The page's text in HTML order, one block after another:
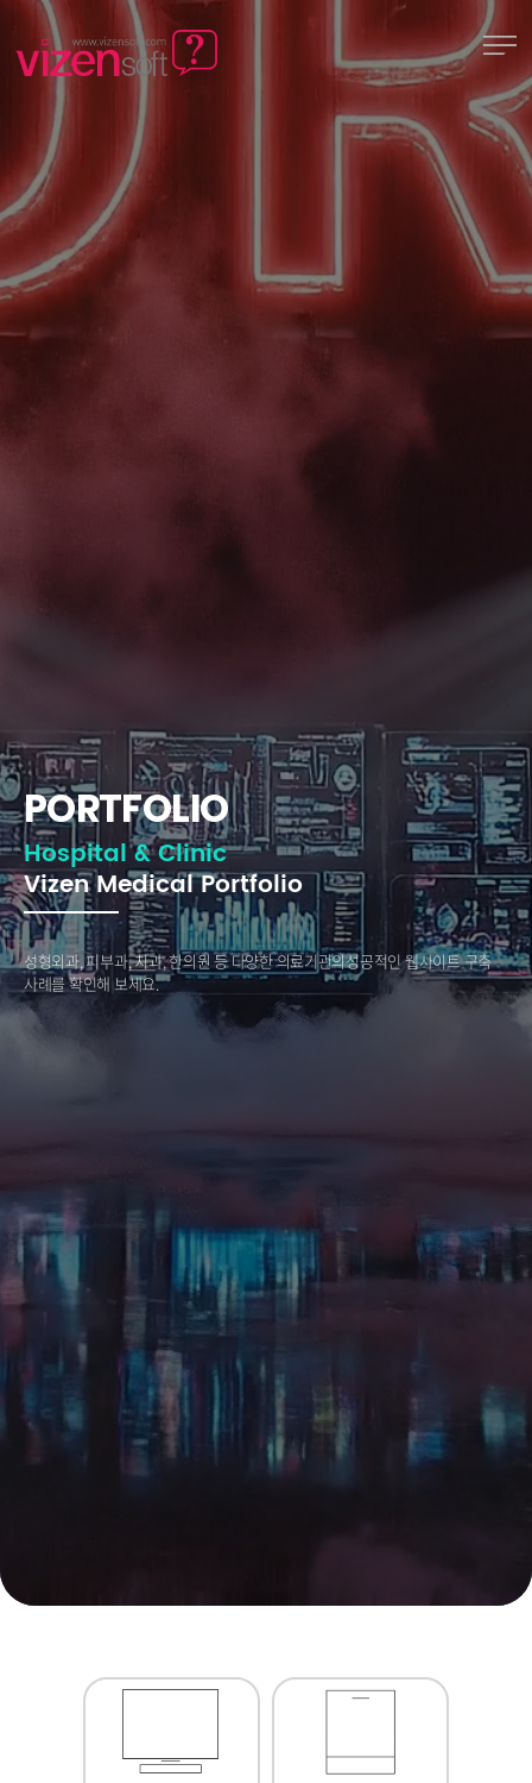
PORTFOLIO
Hospital & Clinic
Vizen Medical Portfolio
성형외과, 피부과, 치과, 한의원 등 다양한 의료기관의성공적인 웹사이트 구축
사례를 확인해 보세요.